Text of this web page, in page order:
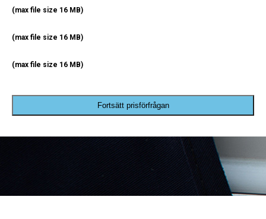
(max file size 16 MB)
(max file size 16 MB)
(max file size 16 MB)
Fortsätt prisförfrågan